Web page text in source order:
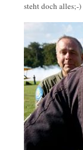
steht doch alles;-)